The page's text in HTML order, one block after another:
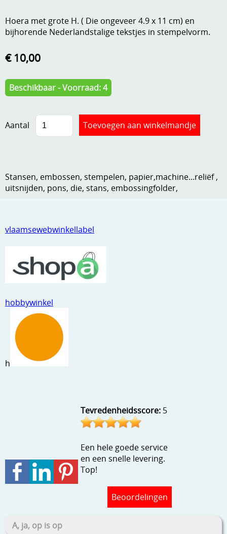
Hechtingsmaterialen
Hout , MDF, kartonmateriaal, steen
Kneedmateriaal
Knipvellen
Leuke versieringen
Netjes opbergen
Papier en karton
Ribbelaar
Snijmaterialen
Speciaal papier
Stempels en zo
Template, mask, stencils, grids
Wat nog, een creatief kijkje
vlaamsewebwinkellabel
hobbywinkel
h
Tevredenheidsscore: 5
Een hele goede service
en een snelle levering.
Top!
Beoordelingen
A, ja, op is op
Hoera met grote H. ( Die ongeveer 4.9 x 11 cm) en
bijhorende Nederlandstalige tekstjes in stempelvorm.
€ 10,00
Beschikbaar - Voorraad: 4
Aantal
Stansen, embossen, stempelen, papier,machine...reliëf ,
uitsnijden, pons, die, stans, embossingfolder,